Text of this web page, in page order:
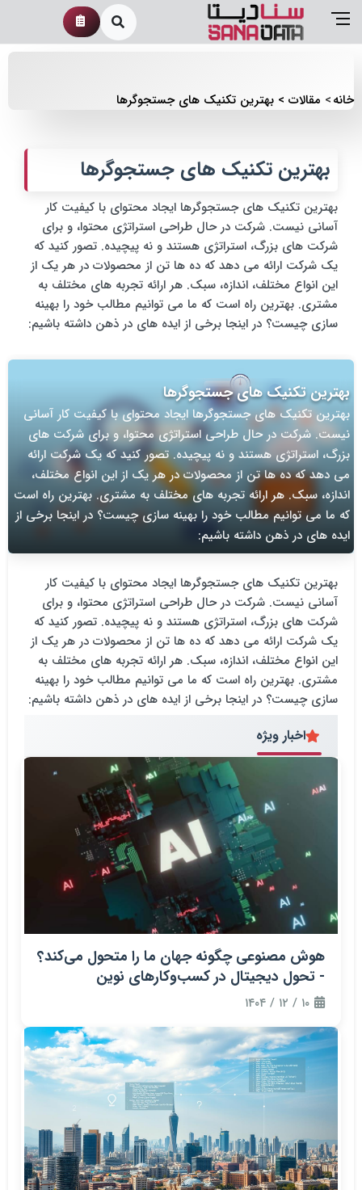
خانه مقالات بهترین تکنیک های جستجوگرها
بهترین تکنیک های جستجوگرها
بهترین تکنیک های جستجوگرها ایجاد محتوای با کیفیت کار
آسانی نیست. شرکت در حال طراحی استراتژی محتوا، و برای
شرکت های بزرگ، استراتژی هستند و نه پیچیده. تصور کنید که
یک شرکت ارائه می دهد که ده ها تن از محصولات در هر یک از
این انواع مختلف، اندازه، سبک. هر ارائه تجربه های مختلف به
مشتری. بهترین راه است که ما می توانیم مطالب خود را بهینه
سازی چیست؟ در اینجا برخی از ایده های در ذهن داشته باشیم:
بهترین تکنیک های جستجوگرها
بهترین تکنیک های جستجوگرها ایجاد محتوای با کیفیت کار آسانی
نیست. شرکت در حال طراحی استراتژی محتوا، و برای شرکت های
بزرگ، استراتژی هستند و نه پیچیده. تصور کنید که یک شرکت ارائه
می دهد که ده ها تن از محصولات در هر یک از این انواع مختلف،
اندازه، سبک. هر ارائه تجربه های مختلف به مشتری. بهترین راه است
که ما می توانیم مطالب خود را بهینه سازی چیست؟ در اینجا برخی از
ایده های در ذهن داشته باشیم:
بهترین تکنیک های جستجوگرها ایجاد محتوای با کیفیت کار
آسانی نیست. شرکت در حال طراحی استراتژی محتوا، و برای
شرکت های بزرگ، استراتژی هستند و نه پیچیده. تصور کنید که
یک شرکت ارائه می دهد که ده ها تن از محصولات در هر یک از
این انواع مختلف، اندازه، سبک. هر ارائه تجربه های مختلف به
مشتری. بهترین راه است که ما می توانیم مطالب خود را بهینه
سازی چیست؟ در اینجا برخی از ایده های در ذهن داشته باشیم:
اخبار ویژه
هوش مصنوعی چگونه جهان ما را متحول می‌کند؟
- تحول دیجیتال در کسب‌وکارهای نوین
۱۰ / ۱۲ / ۱۴۰۴